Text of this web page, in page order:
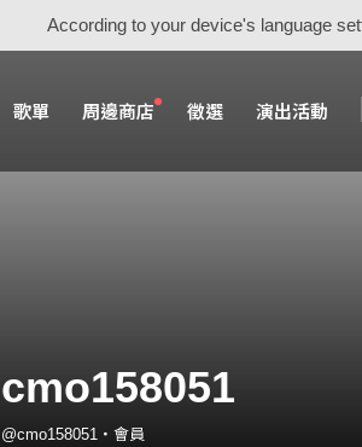
According to your device's language
歌單 周邊商店 徵選 演出活動
cmo158051
@cmo158051・會員